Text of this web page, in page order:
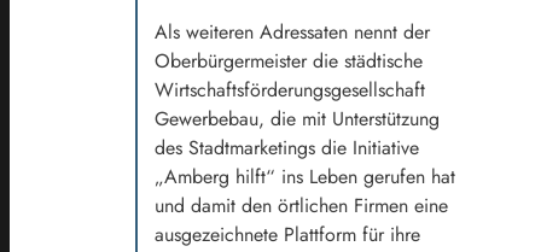
Als weiteren Adressaten nennt der
Oberbürgermeister die städtische
Wirtschaftsförderungsgesellschaft
Gewerbebau, die mit Unterstützung
des Stadtmarketings die Initiative
„Amberg hilft“ ins Leben gerufen hat
und damit den örtlichen Firmen eine
ausgezeichnete Plattform für ihre